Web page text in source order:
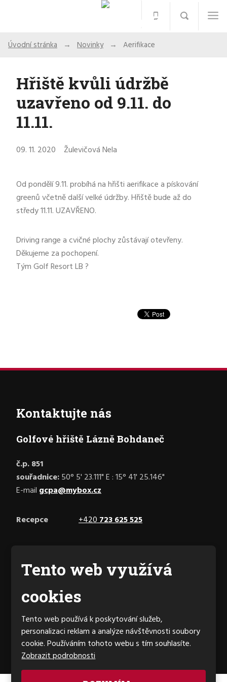
Úvodní stránka Novinky Aerifikace
Hřiště kvůli údržbě
uzavřeno od 9.11. do
11.11.
09. 11. 2020 Žulevičová Nela
Od pondělí 9.11. probíhá na hřišti aerifikace a pískování
greenů včetně další velké údržby. Hřiště bude až do
středy 11.11. UZAVŘENO.
Driving range a cvičné plochy zůstávají otevřeny.
Děkujeme za pochopení.
Tým Golf Resort LB ?
Kontaktujte nás
Golfové hřiště Lázně Bohdaneč
č.p. 851
souřadnice:50° 5' 23.111" E : 15° 41' 25.146"
E-mail gcpa@mybox.cz
Recepce +420723 625 525
Facebook
Generální partner hřiště
Tento web využívá
cookies
Tento web používá k poskytování služeb,
personalizaci reklam a analýze návštěvnosti soubory
cookie. Používáním tohoto webu s tím souhlasíte.
Zobrazit podrobnosti